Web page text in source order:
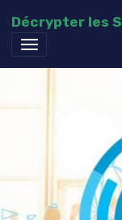
Décrypter les